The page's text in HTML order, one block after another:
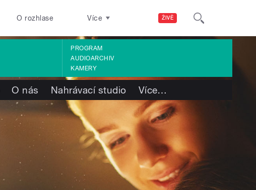
ŽIVĚ
O rozhlase Více
PROGRAM
AUDIOARCHIV
KAMERY
O nás Nahrávací studio Více…